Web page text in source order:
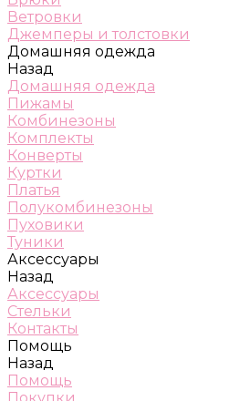
Ветровки
Джемперы и толстовки
Домашняя одежда
Назад
Домашняя одежда
Пижамы
Комбинезоны
Комплекты
Конверты
Куртки
Платья
Полукомбинезоны
Пуховики
Туники
Аксессуары
Назад
Аксессуары
Стельки
Контакты
Помощь
Назад
Помощь